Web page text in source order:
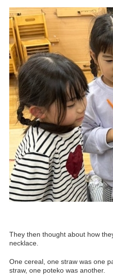
They then thought about how
necklace.
One cereal, one straw was one
straw, one poteko was another.